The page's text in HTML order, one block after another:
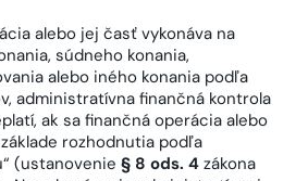
alebo jej časť vykonáva na
súdneho konania,
alebo iného konania podľa
administratívna finančná kontrola
ak sa finančná operácia alebo
rozhodnutia podľa
(ustanovenie § 8 ods. 4 zákona